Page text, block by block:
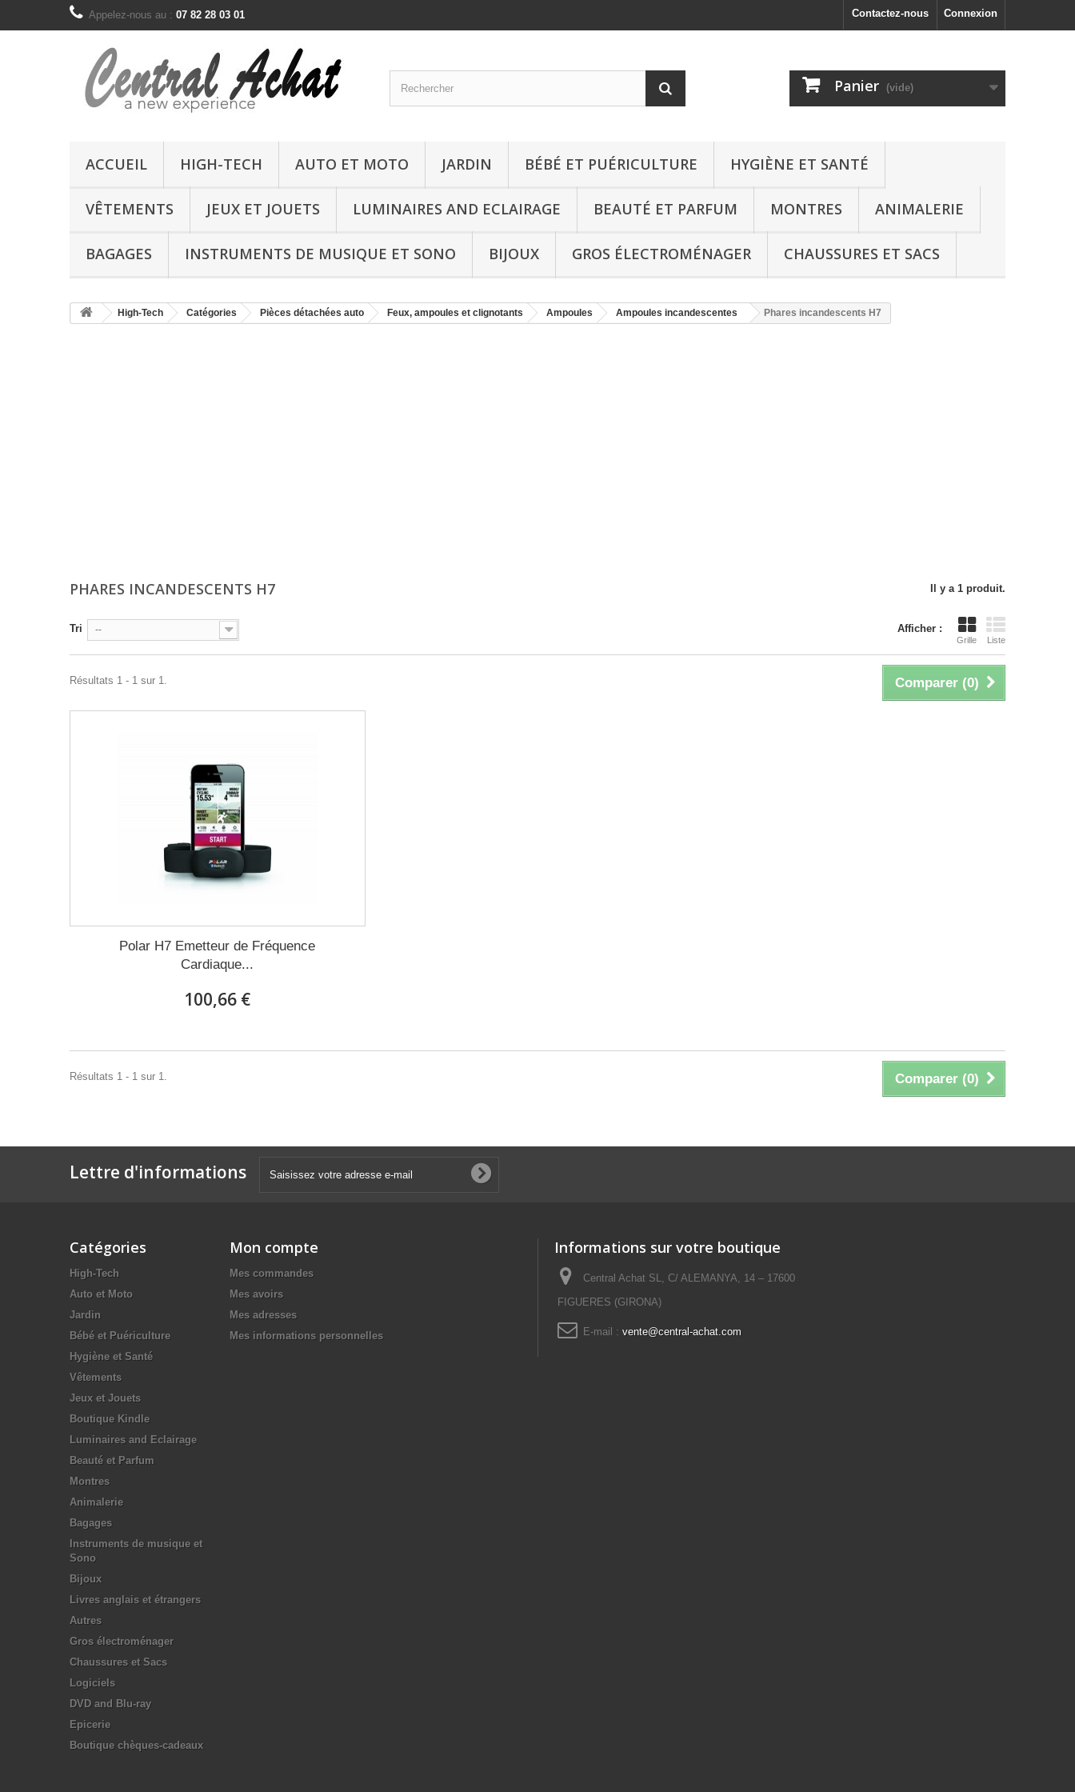
Connexion
Contactez-nous
Appelez-nous au : 07 82 28 03 01
Panier (vide)
ACCUEIL HIGH-TECH AUTO ET MOTO JARDIN BÉBÉ ET PUÉRICULTURE HYGIÈNE ET SANTÉ
VÊTEMENTS JEUX ET JOUETS LUMINAIRES AND ECLAIRAGE BEAUTÉ ET PARFUM MONTRES ANIMALERIE
BAGAGES INSTRUMENTS DE MUSIQUE ET SONO BIJOUX GROS ÉLECTROMÉNAGER CHAUSSURES ET SACS
High-Tech Catégories Pièces détachées auto Feux, ampoules et clignotants Ampoules Ampoules incandescentes Phares incandescents H7
PHARES INCANDESCENTS H7 Il y a 1 produit.
Afficher :
Grille Liste
Tri --
Comparer (0)
Résultats 1 - 1 sur 1.
Polar H7 Emetteur de Fréquence
Cardiaque...
100,66 €
Comparer (0)
Résultats 1 - 1 sur 1.
Lettre d'informations
Catégories
High-Tech
Auto et Moto
Jardin
Bébé et Puériculture
Hygiène et Santé
Vêtements
Jeux et Jouets
Boutique Kindle
Luminaires and Eclairage
Beauté et Parfum
Montres
Animalerie
Bagages
Instruments de musique et
Sono
Bijoux
Livres anglais et étrangers
Autres
Gros électroménager
Chaussures et Sacs
Logiciels
DVD and Blu-ray
Epicerie
Boutique chèques-cadeaux
Mon compte
Mes commandes
Mes avoirs
Mes adresses
Mes informations personnelles
Informations sur votre boutique
Central Achat SL, C/ ALEMANYA, 14 – 17600
FIGUERES (GIRONA)
E-mail : vente@central-achat.com